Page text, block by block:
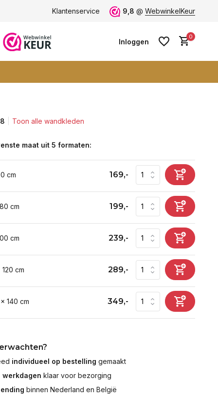
klantbeoordeling 9+ Grootste collectie -ruim 600+
Klantenservice 9,8 @ WebwinkelKeur
Inloggen
0
Toon alle wandkleden
maat uit 5 formaten:
cm 169,-
cm 199,-
cm 239,-
cm 289,-
140 cm 349,-
individueel op bestelling gemaakt
werkdagen klaar voor bezorging
binnen Nederland en België